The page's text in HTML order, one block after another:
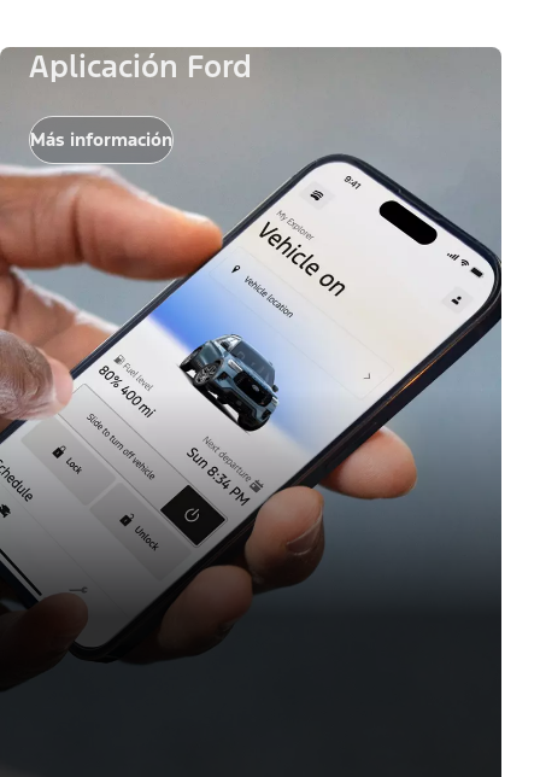
Aplicación Ford
Más información